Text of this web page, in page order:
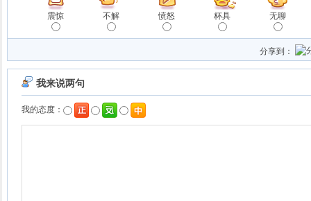
震惊 不解 愤怒 杯具 无聊
分享到：